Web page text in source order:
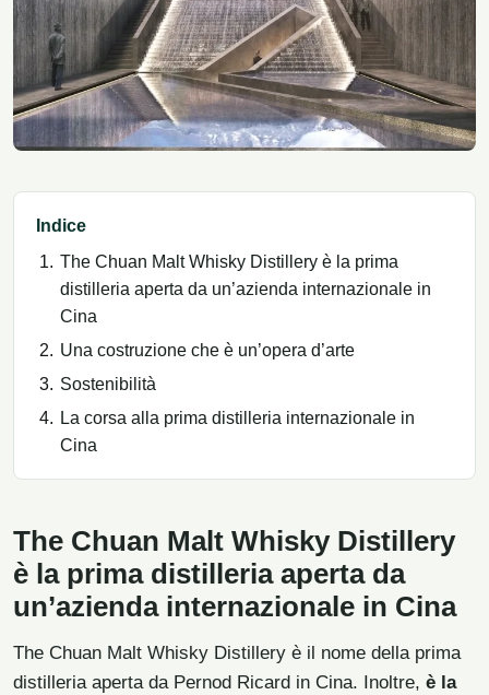
Indice
The Chuan Malt Whisky Distillery è la prima
distilleria aperta da un’azienda internazionale in
Cina
Una costruzione che è un’opera d’arte
Sostenibilità
La corsa alla prima distilleria internazionale in
Cina
The Chuan Malt Whisky Distillery
è la prima distilleria aperta da
un’azienda internazionale in Cina
The Chuan Malt Whisky Distillery è il nome della prima
distilleria aperta da Pernod Ricard in Cina. Inoltre, è la